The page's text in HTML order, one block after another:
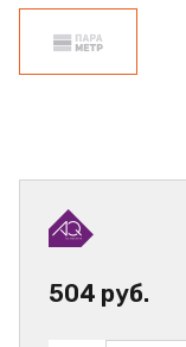
504 руб.